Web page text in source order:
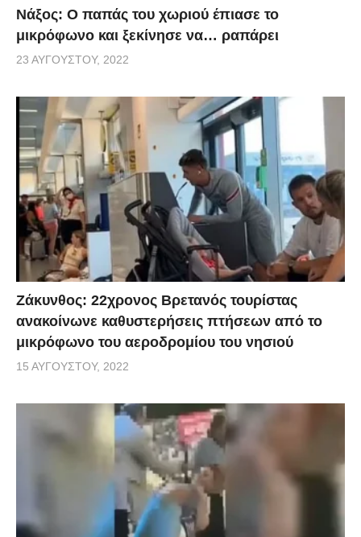
Νάξος: Ο παπάς του χωριού έπιασε το
μικρόφωνο και ξεκίνησε να… ραπάρει
23 ΑΥΓΟΎΣΤΟΥ, 2022
Ζάκυνθος: 22χρονος Βρετανός τουρίστας
ανακοίνωνε καθυστερήσεις πτήσεων από το
μικρόφωνο του αεροδρομίου του νησιού
15 ΑΥΓΟΎΣΤΟΥ, 2022